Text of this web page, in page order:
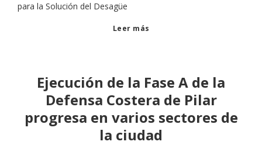
para la Solución del Desagüe
Leer más
Ejecución de la Fase A de la
Defensa Costera de Pilar
progresa en varios sectores de
la ciudad